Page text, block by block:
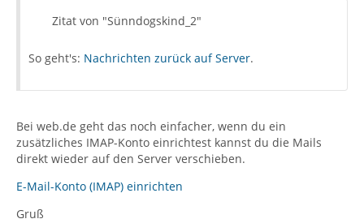
Zitat von "Sünndogskind_2"
So geht's: Nachrichten zurück auf Server.
Bei web.de geht das noch einfacher, wenn du ein
zusätzliches IMAP-Konto einrichtest kannst du die Mails
direkt wieder auf den Server verschieben.
E-Mail-Konto (IMAP) einrichten
Gruß